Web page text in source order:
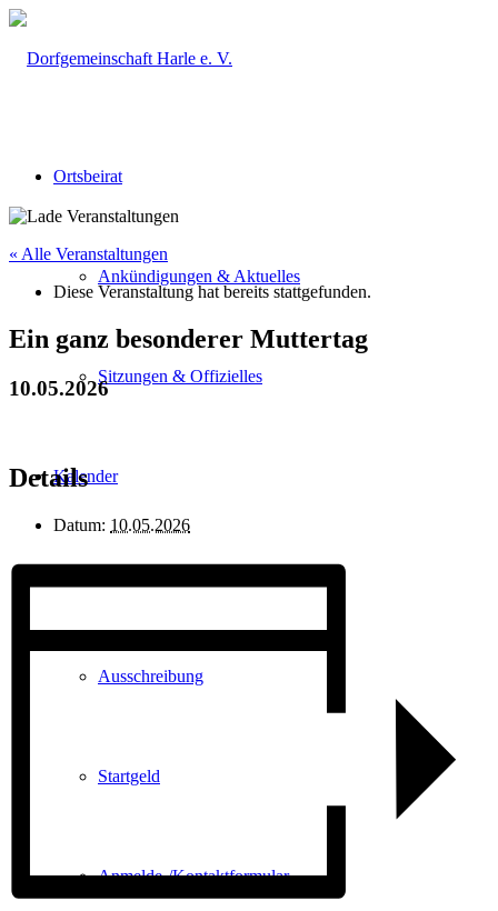
Ortsbeirat
Ankündigungen & Aktuelles
Sitzungen & Offizielles
Kalender
Ausschreibung
Startgeld
Anmelde-/Kontaktformular
« Alle Veranstaltungen
Diese Veranstaltung hat bereits stattgefunden.
Ein ganz besonderer Muttertag
10.05.2026
Details
Datum: 10.05.2026